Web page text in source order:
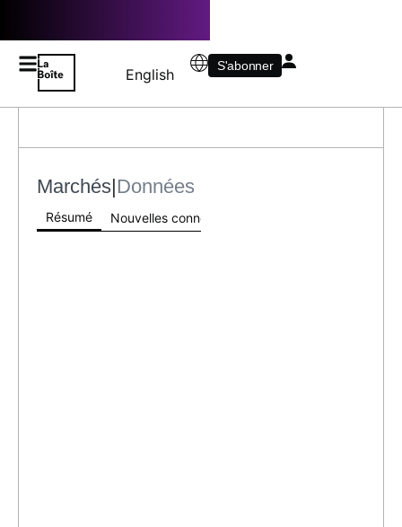
English S'abonner
Marchés|Données
Résumé Nouvelles connexes